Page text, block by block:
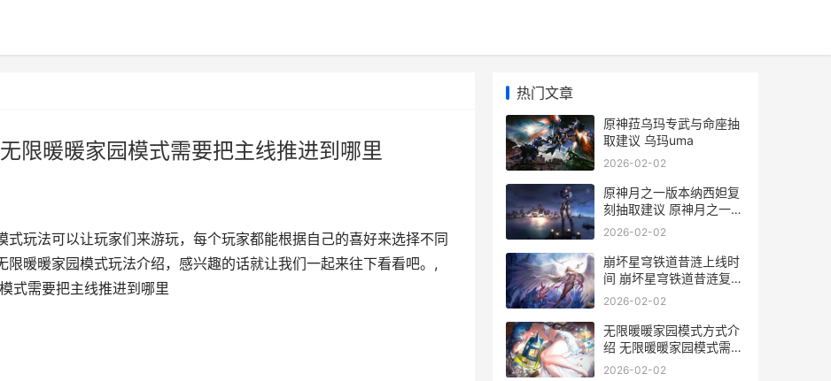
限暖暖家园模式需要把主线推进到哪里
玩法可以让玩家们来游玩，每个玩家都能根据自己的喜好来选择不同
暖暖家园模式玩法介绍，感兴趣的话就让我们一起来往下看看吧。,
式需要把主线推进到哪里
热门文章
原神菈乌玛专武与命座抽
取建议 乌玛uma
2026-02-02
原神月之一版本纳西妲复
刻抽取建议 原神月之一版
本兑换码
2026-02-02
崩坏星穹铁道昔涟上线时
间 崩坏星穹铁道昔涟复刻
时间
2026-02-02
无限暖暖家园模式方式介
绍 无限暖暖家园模式需要
把主线推进到哪里
2026-02-02